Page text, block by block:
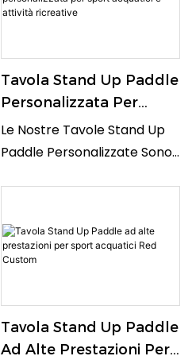
Borsa Inclusa Per Un Facile
Robusto, È Perfetta Per
Navigare Sull'acqua E
Cavalcare Le Onde.
Tavola Stand Up Paddle
Personalizzata Per
Sport Acquatici E
Attività Ricreative
Le Nostre Tavole Stand Up
Paddle Personalizzate Sono
Ricreativi Che Cercano
Un'esperienza
Prestazioni Sull'acqua. Con
Una Grafica Personalizzabile
E Una Struttura Durevole, Le
Tavola Stand Up Paddle
Ad Alte Prestazioni Per